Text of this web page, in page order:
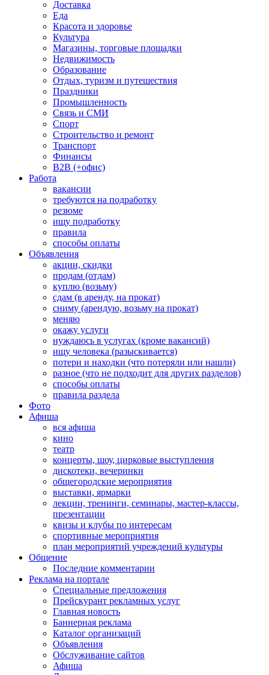
Доставка
Еда
Красота и здоровье
Культура
Магазины, торговые площадки
Недвижимость
Образование
Отдых, туризм и путешествия
Праздники
Промышленность
Связь и СМИ
Спорт
Строительство и ремонт
Транспорт
Финансы
B2B (+офис)
Работа
вакансии
требуются на подработку
резюме
ищу подработку
правила
способы оплаты
Объявления
акции, скидки
продам (отдам)
куплю (возьму)
сдам (в аренду, на прокат)
сниму (арендую, возьму на прокат)
меняю
окажу услуги
нуждаюсь в услугах (кроме вакансий)
ищу человека (разыскивается)
потери и находки (что потеряли или нашли)
разное (что не подходит для других разделов)
способы оплаты
правила раздела
Фото
Афиша
вся афиша
кино
театр
концерты, шоу, цирковые выступления
дискотеки, вечеринки
общегородские мероприятия
выставки, ярмарки
лекции, тренинги, семинары, мастер-классы,
презентации
квизы и клубы по интересам
спортивные мероприятия
план мероприятий учреждений культуры
Общение
Последние комментарии
Реклама на портале
Специальные предложения
Прейскурант рекламных услуг
Главная новость
Баннерная реклама
Каталог организаций
Объявления
Обслуживание сайтов
Афиша